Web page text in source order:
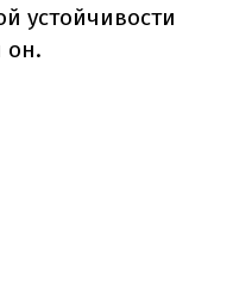
устойчивости
он.